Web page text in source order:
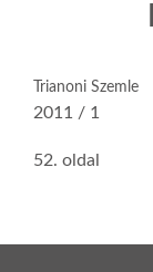
Trianoni Szemle
2011 / 1
52. oldal